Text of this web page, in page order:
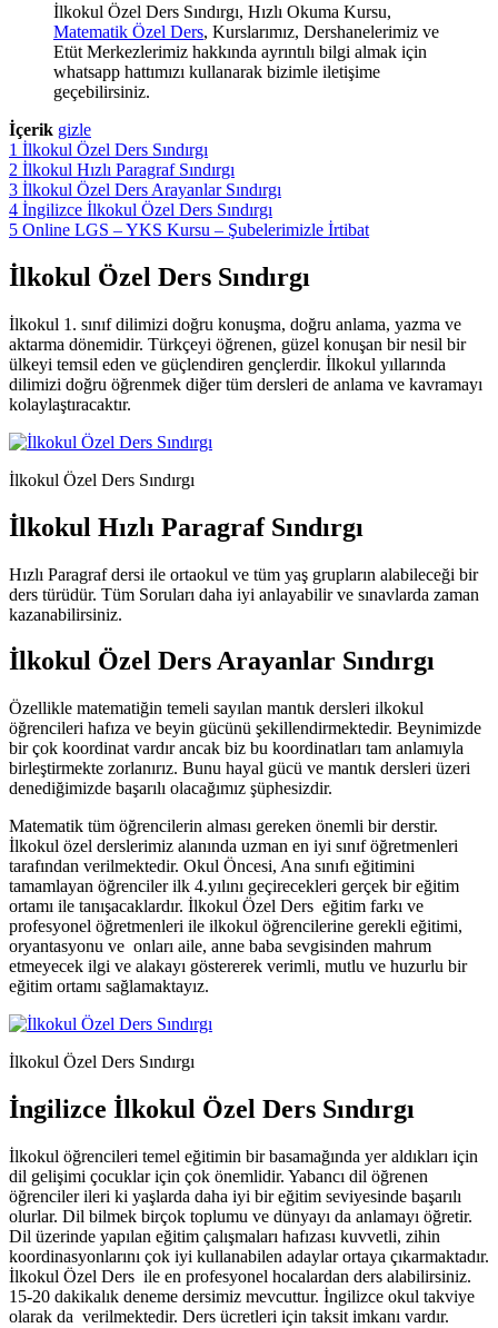
İlkokul Özel Ders Sındırgı, Hızlı Okuma Kursu,
Matematik Özel Ders, Kurslarımız, Dershanelerimiz ve
Etüt Merkezlerimiz hakkında ayrıntılı bilgi almak için
whatsapp hattımızı kullanarak bizimle iletişime
geçebilirsiniz.
İçerik gizle
1 İlkokul Özel Ders Sındırgı
2 İlkokul Hızlı Paragraf Sındırgı
3 İlkokul Özel Ders Arayanlar Sındırgı
4 İngilizce İlkokul Özel Ders Sındırgı
5 Online LGS – YKS Kursu – Şubelerimizle İrtibat
İlkokul Özel Ders Sındırgı
İlkokul 1. sınıf dilimizi doğru konuşma, doğru anlama, yazma ve
aktarma dönemidir. Türkçeyi öğrenen, güzel konuşan bir nesil bir
ülkeyi temsil eden ve güçlendiren gençlerdir. İlkokul yıllarında
dilimizi doğru öğrenmek diğer tüm dersleri de anlama ve kavramayı
kolaylaştıracaktır.
İlkokul Özel Ders Sındırgı
İlkokul Hızlı Paragraf Sındırgı
Hızlı Paragraf dersi ile ortaokul ve tüm yaş grupların alabileceği bir
ders türüdür. Tüm Soruları daha iyi anlayabilir ve sınavlarda zaman
kazanabilirsiniz.
İlkokul Özel Ders Arayanlar Sındırgı
Özellikle matematiğin temeli sayılan mantık dersleri ilkokul
öğrencileri hafıza ve beyin gücünü şekillendirmektedir. Beynimizde
bir çok koordinat vardır ancak biz bu koordinatları tam anlamıyla
birleştirmekte zorlanırız. Bunu hayal gücü ve mantık dersleri üzeri
denediğimizde başarılı olacağımız şüphesizdir.
Matematik tüm öğrencilerin alması gereken önemli bir derstir.
İlkokul özel derslerimiz alanında uzman en iyi sınıf öğretmenleri
tarafından verilmektedir. Okul Öncesi, Ana sınıfı eğitimini
tamamlayan öğrenciler ilk 4.yılını geçirecekleri gerçek bir eğitim
ortamı ile tanışacaklardır. İlkokul Özel Ders eğitim farkı ve
profesyonel öğretmenleri ile ilkokul öğrencilerine gerekli eğitimi,
oryantasyonu ve onları aile, anne baba sevgisinden mahrum
etmeyecek ilgi ve alakayı göstererek verimli, mutlu ve huzurlu bir
eğitim ortamı sağlamaktayız.
İlkokul Özel Ders Sındırgı
İngilizce İlkokul Özel Ders Sındırgı
İlkokul öğrencileri temel eğitimin bir basamağında yer aldıkları için
dil gelişimi çocuklar için çok önemlidir. Yabancı dil öğrenen
öğrenciler ileri ki yaşlarda daha iyi bir eğitim seviyesinde başarılı
olurlar. Dil bilmek birçok toplumu ve dünyayı da anlamayı öğretir.
Dil üzerinde yapılan eğitim çalışmaları hafızası kuvvetli, zihin
koordinasyonlarını çok iyi kullanabilen adaylar ortaya çıkarmaktadır.
İlkokul Özel Ders ile en profesyonel hocalardan ders alabilirsiniz.
15-20 dakikalık deneme dersimiz mevcuttur. İngilizce okul takviye
olarak da verilmektedir. Ders ücretleri için taksit imkanı vardır.